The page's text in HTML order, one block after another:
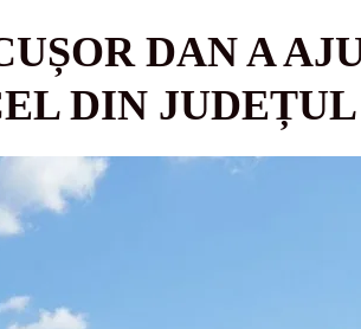
DAN A
DIN JUDEȚUL